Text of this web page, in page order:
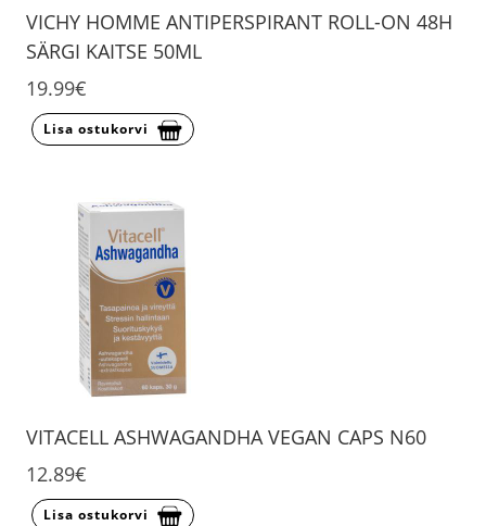
VICHY HOMME ANTIPERSPIRANT ROLL-ON 48H
SÄRGI KAITSE 50ML
19.99€
Lisa ostukorvi
VITACELL ASHWAGANDHA VEGAN CAPS N60
12.89€
Lisa ostukorvi